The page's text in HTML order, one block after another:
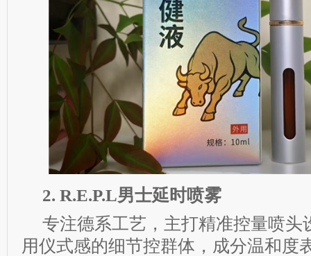
2. R.E.P.L男士延时喷雾
专注德系工艺，主打精准控量喷头
用仪式感的细节控群体，成分温和度